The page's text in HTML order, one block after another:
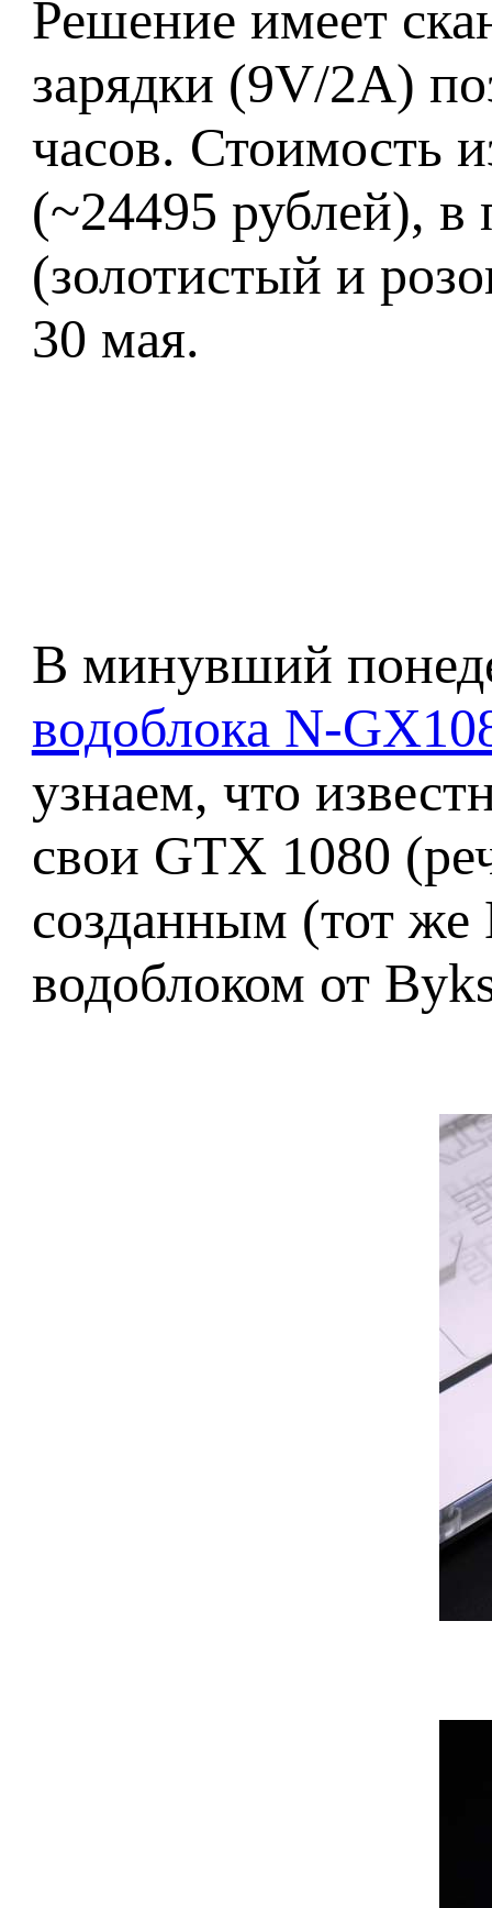
Решение имеет
зарядки (9V/2A)
часов. Стоимость
(~24495 рублей), в
(золотистый и
30 мая.
В минувший
водоблока N-
узнаем, что
свои GTX 1080
созданным (тот
водоблоком от